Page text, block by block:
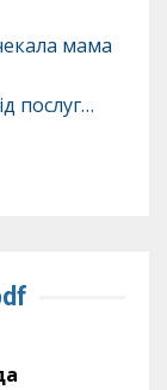
мама
послуг…